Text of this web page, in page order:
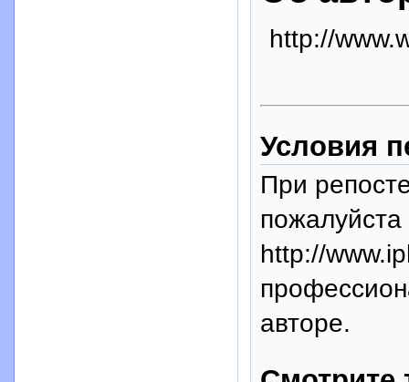
http://
Условия
При
пожалуйста
http://
авторе.